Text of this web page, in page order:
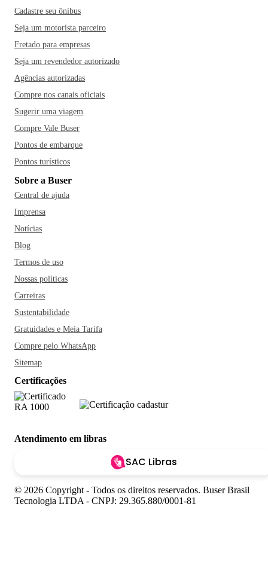
Cadastre seu ônibus
Seja um motorista parceiro
Fretado para empresas
Seja um revendedor autorizado
Agências autorizadas
Compre nos canais oficiais
Sugerir uma viagem
Compre Vale Buser
Pontos de embarque
Pontos turísticos
Sobre a Buser
Central de ajuda
Imprensa
Notícias
Blog
Termos de uso
Nossas políticas
Carreiras
Sustentabilidade
Gratuidades e Meia Tarifa
Compre pelo WhatsApp
Sitemap
Certificações
Atendimento em libras
SAC Libras
© 2026 Copyright - Todos os direitos reservados. Buser Brasil
Tecnologia LTDA - CNPJ: 29.365.880/0001-81